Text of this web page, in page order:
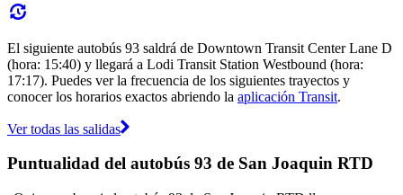
El siguiente autobús 93 saldrá de Downtown Transit Center Lane D
(hora: 15:40) y llegará a Lodi Transit Station Westbound (hora:
17:17). Puedes ver la frecuencia de los siguientes trayectos y
conocer los horarios exactos abriendo la aplicación Transit.
Ver todas las salidas
Puntualidad del autobús 93 de San Joaquin RTD